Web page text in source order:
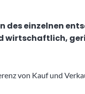
des einzelnen
wirtschaftlich,
von Kauf und